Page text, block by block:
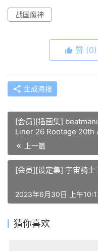
战国魔神
赞 (0)
生成海报
[会员][插画集]
Liner 26 Rootage 20th
上一篇
[会员][设定集] 宇宙骑士
2023年6月30日 上午
猜你喜欢